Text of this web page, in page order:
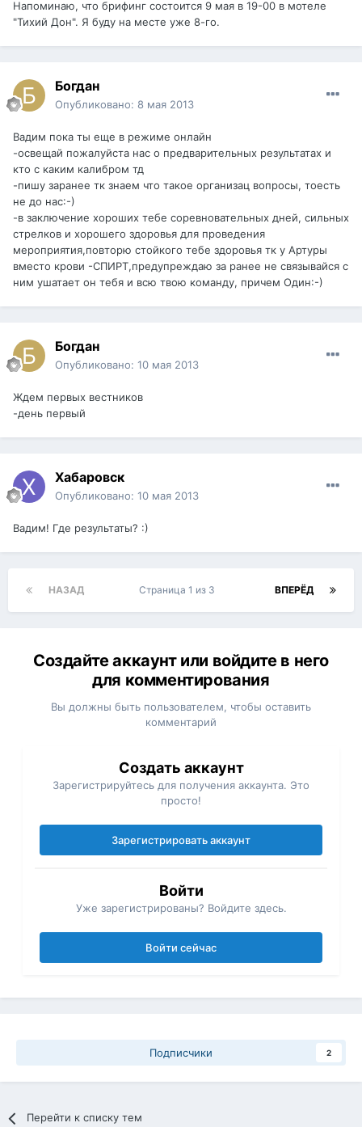
Напоминаю, что брифинг состоится 9 мая в 19-00 в мотеле
"Тихий Дон". Я буду на месте уже 8-го.
Богдан
Опубликовано: 8 мая 2013
Вадим пока ты еще в режиме онлайн
-освещай пожалуйста нас о предварительных результатах и
кто с каким калибром тд
-пишу заранее тк знаем что такое организац вопросы, тоесть
не до нас:-)
-в заключение хороших тебе соревновательных дней, сильных
стрелков и хорошего здоровья для проведения
мероприятия,повторю стойкого тебе здоровья тк у Артуры
вместо крови -СПИРТ,предупреждаю за ранее не связывайся с
ним ушатает он тебя и всю твою команду, причем Один:-)
Богдан
Опубликовано: 10 мая 2013
Ждем первых вестников
-день первый
Хабаровск
Опубликовано: 10 мая 2013
Вадим! Где результаты? :)
НАЗАД ВПЕРЁД
Страница 1 из 3
Создайте аккаунт или войдите в него
для комментирования
Вы должны быть пользователем, чтобы оставить
комментарий
Создать аккаунт
Зарегистрируйтесь для получения аккаунта. Это
просто!
Зарегистрировать аккаунт
Войти
Уже зарегистрированы? Войдите здесь.
Войти сейчас
Подписчики 2
Перейти к списку тем